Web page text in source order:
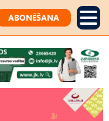
ABONĒŠANA